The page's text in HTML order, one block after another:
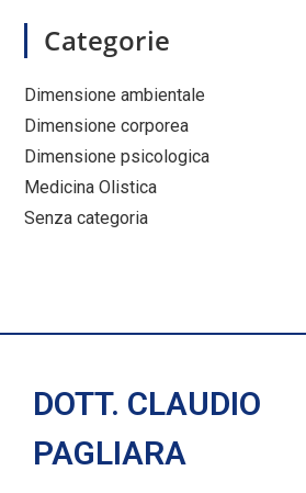
Categorie
Dimensione ambientale
Dimensione corporea
Dimensione psicologica
Medicina Olistica
Senza categoria
DOTT. CLAUDIO
PAGLIARA